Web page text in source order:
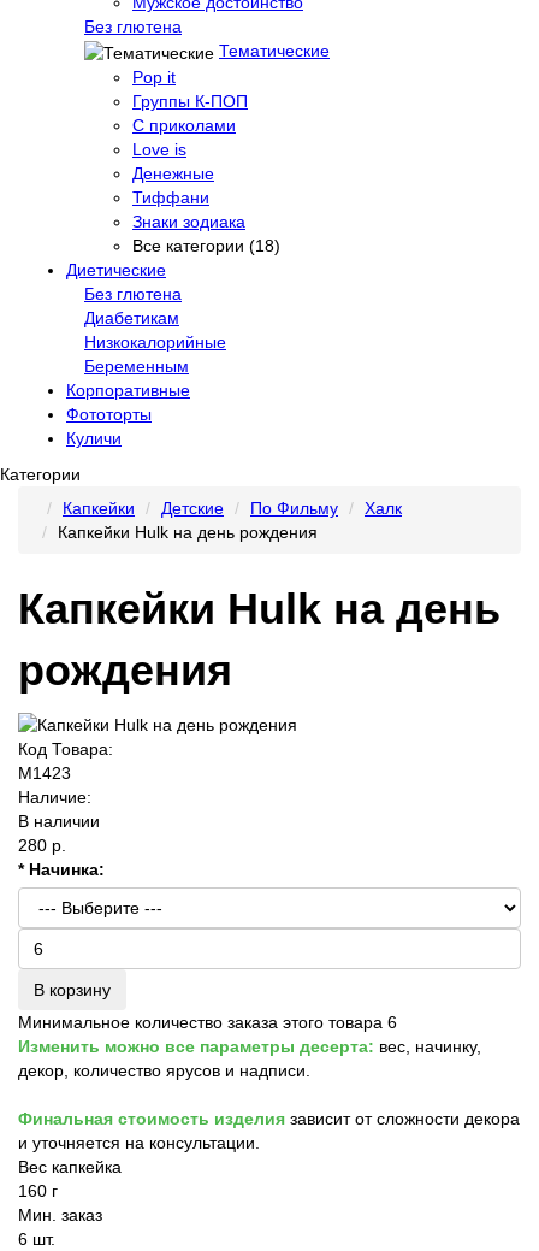
Без глютена
Тематические
Pop it
Группы К-ПОП
С приколами
Love is
Денежные
Тиффани
Знаки зодиака
Все категории (18)
Диетические
Без глютена
Диабетикам
Низкокалорийные
Беременным
Корпоративные
Фототорты
Куличи
Категории
Капкейки
Детские По Фильму
Халк
Капкейки Hulk на день рождения
Капкейки Hulk на день
рождения
Код Товара:
M1423
Наличие:
В наличии
280 р.
* Начинка:
В корзину
Минимальное количество заказа этого товара 6
Изменить можно все параметры десерта: вес, начинку,
декор, количество ярусов и надписи.
Финальная стоимость изделия зависит от сложности декора
и уточняется на консультации.
Вес капкейка
160 г
Мин. заказ
6 шт.